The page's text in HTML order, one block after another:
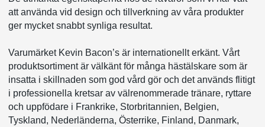
att använda vid design och tillverkning av våra produkter
ger mycket snabbt synliga resultat.
Varumärket Kevin Bacon’s är internationellt erkänt. Vårt
produktsortiment är välkänt för många hästälskare som är
insatta i skillnaden som god vård gör och det används flitigt
i professionella kretsar av välrenommerade tränare, ryttare
och uppfödare i Frankrike, Storbritannien, Belgien,
Tyskland, Nederländerna, Österrike, Finland, Danmark,